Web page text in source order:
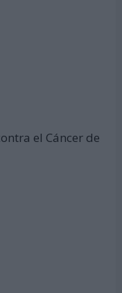
el Cáncer de